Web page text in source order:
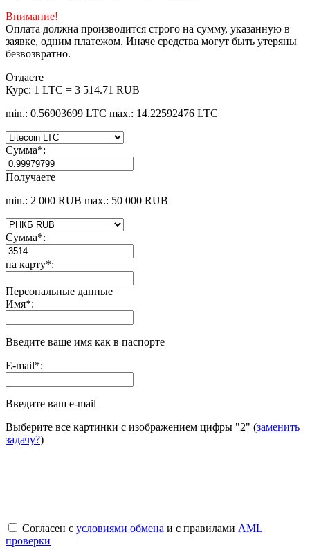
Внимание!
Оплата должна производится строго на сумму, указанную в
заявке, одним платежом. Иначе средства могут быть утеряны
безвозвратно.
Отдаете
Курс: 1 LTC = 3 514.71 RUB
min.: 0.56903699 LTC max.: 14.22592476 LTC
Сумма*:
Получаете
min.: 2 000 RUB max.: 50 000 RUB
Сумма*:
на карту*:
Персональные данные
Имя*:
Введите ваше имя как в паспорте
E-mail*:
Введите ваш e-mail
Выберите все картинки с изображением цифры "2" (заменить
задачу?)
Согласен с условиями обмена и с правилами AML
проверки